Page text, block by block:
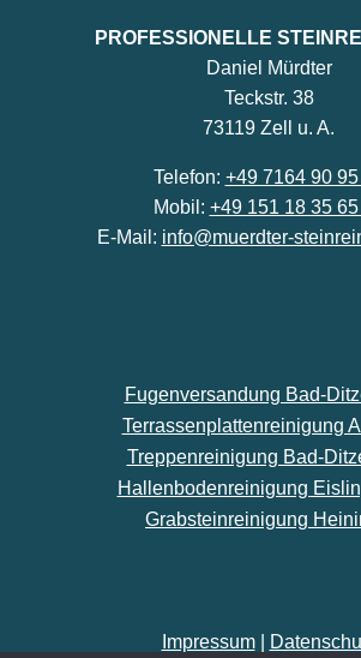
PROFESSIONELLE
Daniel Mürdter
Teckstr. 38
73119 Zell u. A.
Telefon: +49 7164 90
Mobil: +49 151 18 35
E-Mail: info@muerdter-
Fugenversandung Bad-
Terrassenplattenreinigung
Treppenreinigung Bad-
Hallenbodenreinigung
Grabsteinreinigung
Impressum|